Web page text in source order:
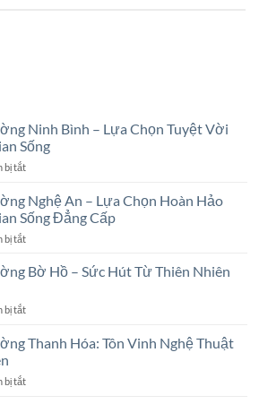
Ninh Bình – Lựa Chọn Tuyệt Vời
Sống
bị tắtở
Dán
Tường
Ninh
Bình
Lựa
Không
Sống
Nghệ An – Lựa Chọn Hoàn Hảo
Sống Đẳng Cấp
bị tắtở
Dán
An
Lựa
Bờ Hồ – Sức Hút Từ Thiên Nhiên
bị tắtở
Dán
Hồ
Thanh Hóa: Tôn Vinh Nghệ Thuật
bị tắtở